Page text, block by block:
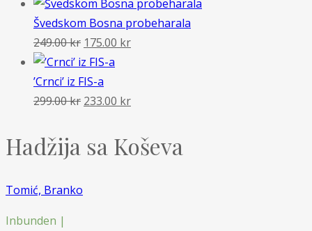
Švedskom Bosna probeharala
249.00kr Det
ursprungliga
priset
var:
175.00 krDet
är:
’Crnci’ iz FIS-a
299.00kr Det
var:
233.00 krDet
priset
är:
Hadžija sa Koševa
Tomić, Branko
Inbunden |